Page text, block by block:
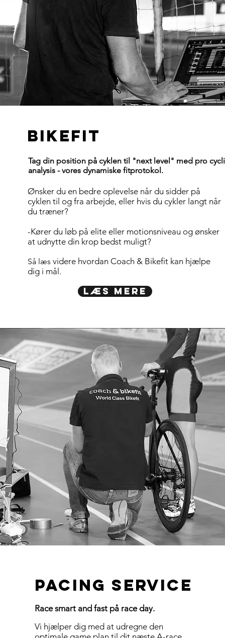
BIKEFIT
Tag din position på cyklen til "next level" med pro
analysis - vores dynamiske fitprotokol.
Læs mere
Ønsker du en bedre oplevelse når du sidder på
cyklen til og fra arbejde, eller hvis du cykler langt når
du træner?
-Kører du løb på elite eller motionsniveau og ønsker
at udnytte din krop bedst muligt?
Så læs videre hvordan Coach & Bikefit kan hjælpe
dig i mål.
Pacing service
Race smart and fast på race day.
Vi hjælper dig med at udregne den